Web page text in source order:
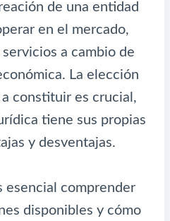
de una entidad
en el mercado,
a cambio de
La elección
constituir es crucial,
tiene sus propias
y desventajas.
esencial comprender
disponibles y cómo